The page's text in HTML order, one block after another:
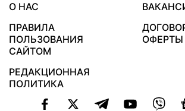
О НАС
ПРАВИЛА
ПОЛЬЗОВАНИЯ
САЙТОМ
ОФЕРТЫ
РЕДАКЦИОННАЯ
ПОЛИТИКА